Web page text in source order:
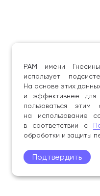
РАМ имени
использует
На основе этих
и эффективнее для
пользоваться
на использование
в соответствии с
обработки и защиты
Подтвердить